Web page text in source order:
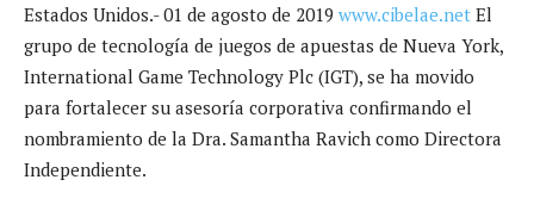
Estados Unidos.- 01 de agosto de 2019 www.cibelae.net El
grupo de tecnología de juegos de apuestas de Nueva York,
International Game Technology Plc (IGT), se ha movido
para fortalecer su asesoría corporativa confirmando el
nombramiento de la Dra. Samantha Ravich como Directora
Independiente.